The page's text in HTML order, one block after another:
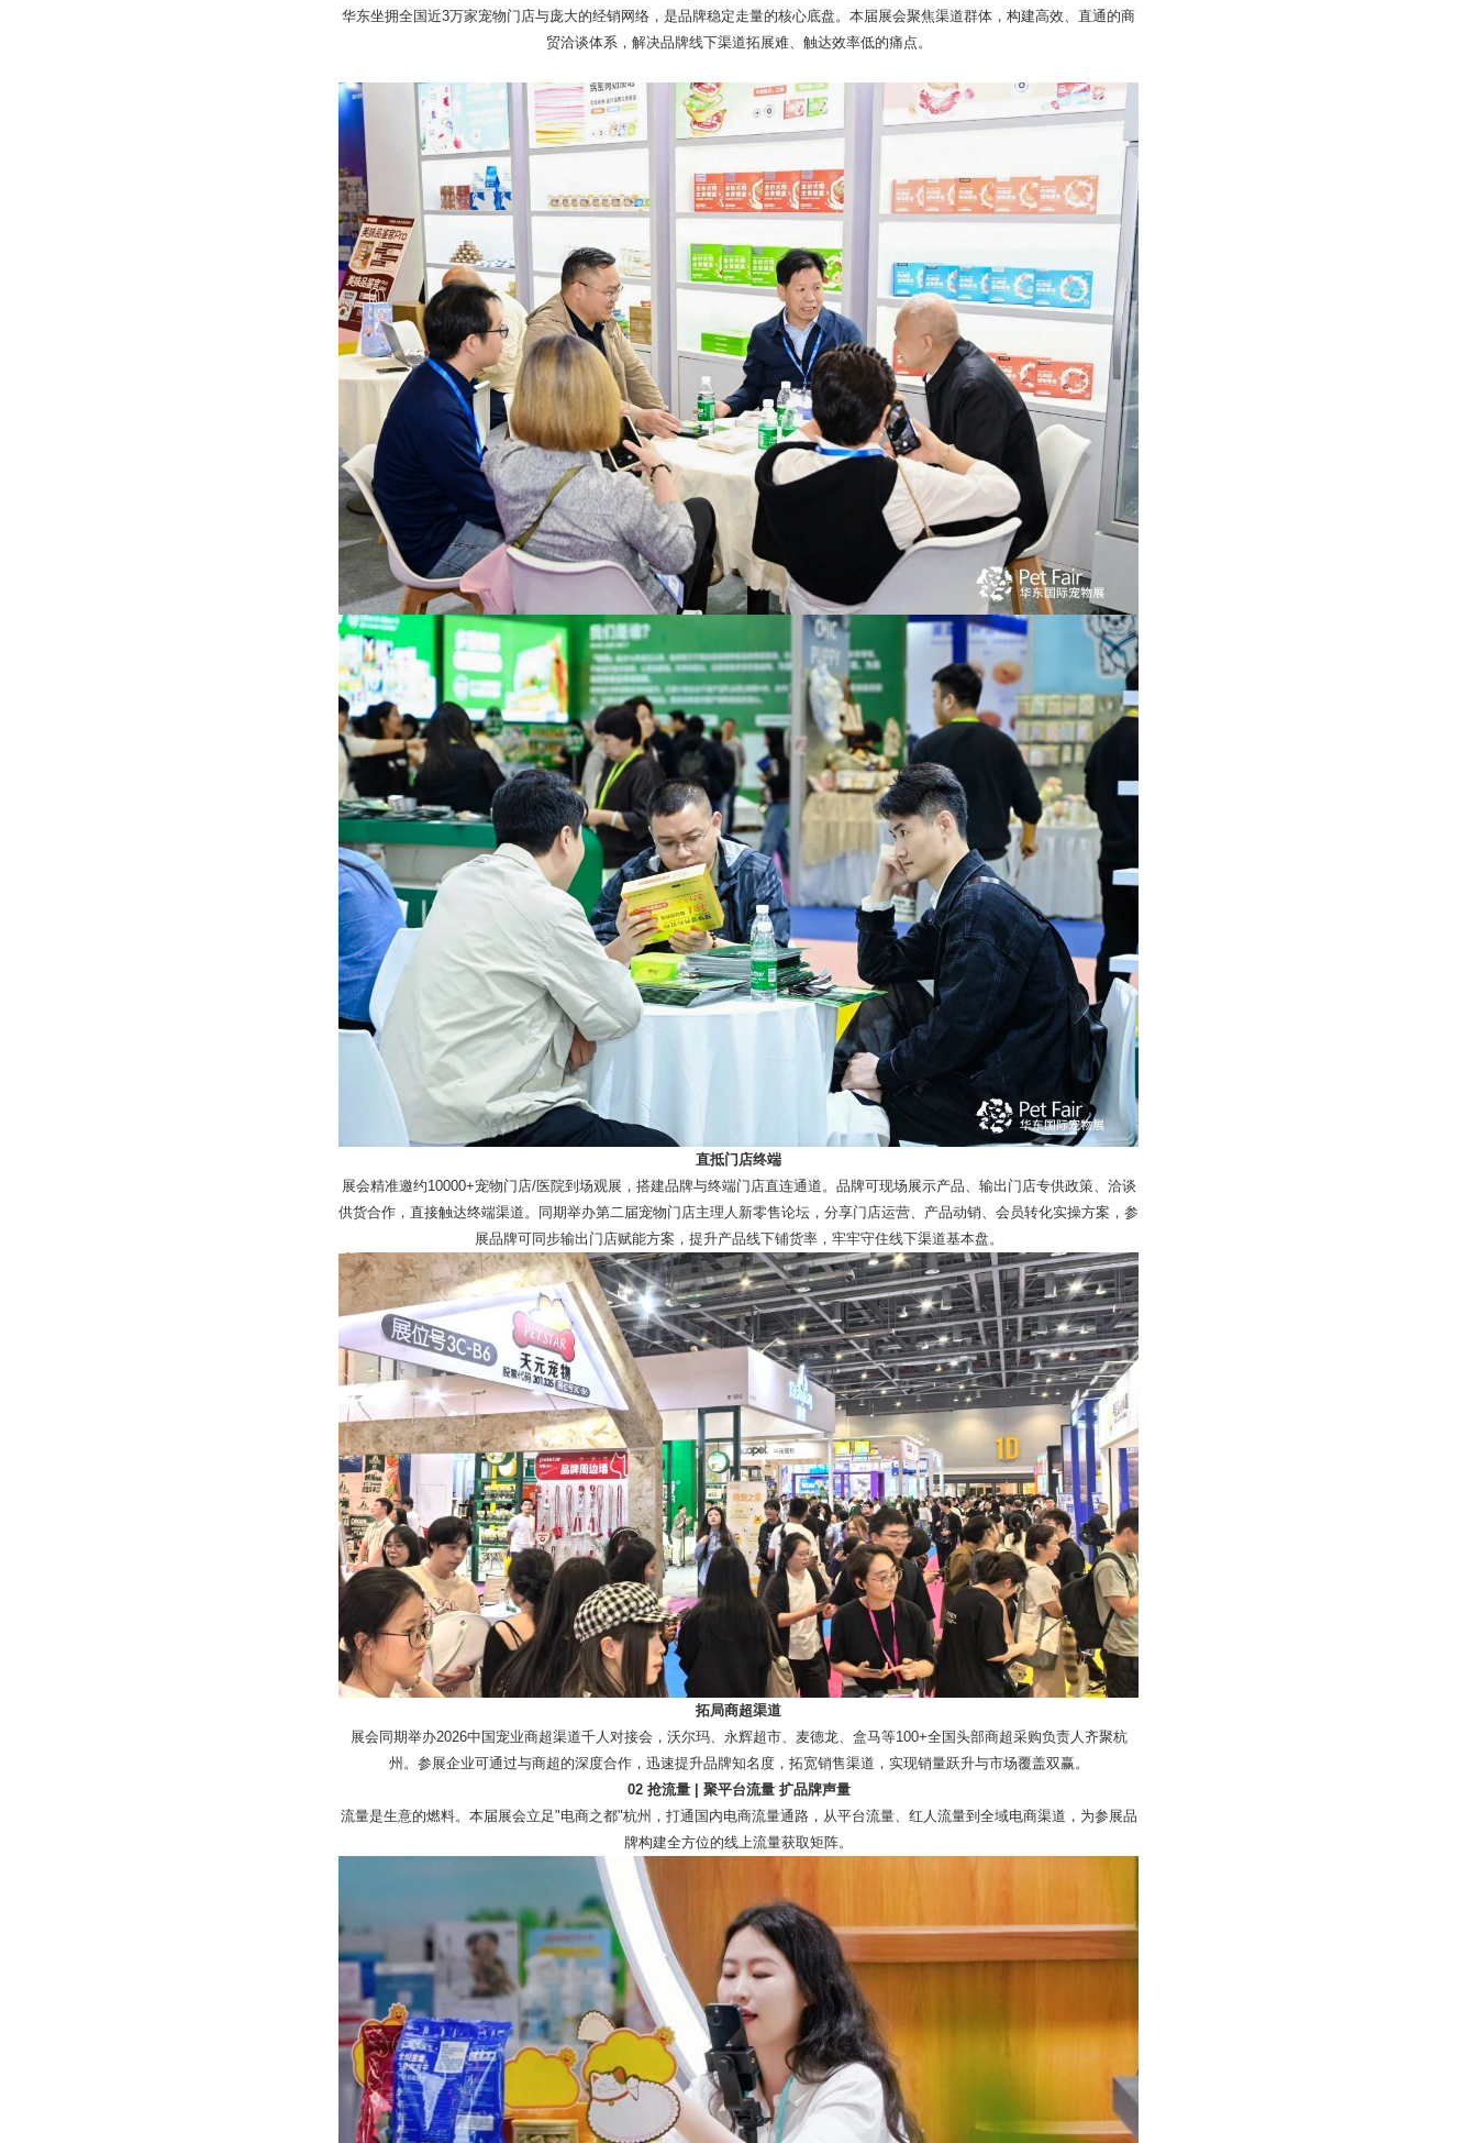
华东坐拥全国近3万家宠物门店与庞大的经销网络，是品牌稳定走量的核心底盘。本届展会聚焦渠道群体，构建高效、直通的商
贸洽谈体系，解决品牌线下渠道拓展难、触达效率低的痛点。
直抵门店终端
展会精准邀约10000+宠物门店/医院到场观展，搭建品牌与终端门店直连通道。品牌可现场展示产品、输出门店专供政策、洽谈
供货合作，直接触达终端渠道。同期举办第二届宠物门店主理人新零售论坛，分享门店运营、产品动销、会员转化实操方案，参
展品牌可同步输出门店赋能方案，提升产品线下铺货率，牢牢守住线下渠道基本盘。
拓局商超渠道
展会同期举办2026中国宠业商超渠道千人对接会，沃尔玛、永辉超市、麦德龙、盒马等100+全国头部商超采购负责人齐聚杭
州。参展企业可通过与商超的深度合作，迅速提升品牌知名度，拓宽销售渠道，实现销量跃升与市场覆盖双赢。
02 抢流量 | 聚平台流量 扩品牌声量
流量是生意的燃料。本届展会立足"电商之都"杭州，打通国内电商流量通路，从平台流量、红人流量到全域电商渠道，为参展品
牌构建全方位的线上流量获取矩阵。